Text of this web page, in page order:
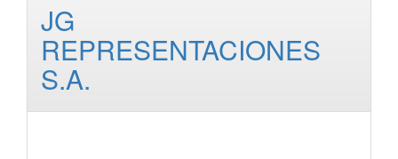
JG
REPRESENTACIONES
S.A.